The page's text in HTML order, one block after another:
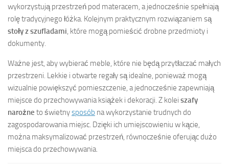
wykorzystują przestrzeń pod materacem, a jednocześnie spełniają
rolę tradycyjnego łóżka. Kolejnym praktycznym rozwiązaniem są
stoły z szufladami, które mogą pomieścić drobne przedmioty i
dokumenty.
Ważne jest, aby wybierać meble, które nie będą przytłaczać małych
przestrzeni. Lekkie i otwarte regały są idealne, ponieważ mogą
wizualnie powiększyć pomieszczenie, a jednocześnie zapewniają
miejsce do przechowywania książek i dekoracji. Z kolei szafy
narożne to świetnysposób na wykorzystanie trudnych do
zagospodarowania miejsc. Dzięki ich umiejscowieniu w kącie,
można maksymalizować przestrzeń, równocześnie oferując dużo
miejsca do przechowywania.